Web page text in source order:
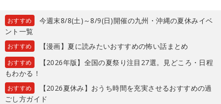
おすすめ
今週末8/8(土)～8/9(日)開催の九州・沖縄の夏休みイベ
ント一覧
おすすめ 【漫画】夏に読みたいおすすめの怖い話まとめ
おすすめ
【2026年版】全国の夏祭り注目27選。見どころ・日程
もわかる！
おすすめ
【2026夏休み】おうち時間を充実させるおすすめの過
ごし方ガイド